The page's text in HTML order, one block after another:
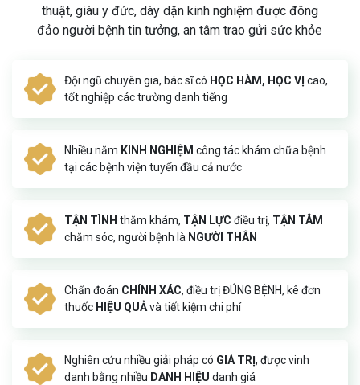
thuật, giàu y đức, dày dặn kinh nghiệm được đông
đảo người bệnh tin tưởng, an tâm trao gửi sức khỏe
Đội ngũ chuyên gia, bác sĩ có HỌC HÀM, HỌC VỊ cao,
tốt nghiệp các trường danh tiếng
Nhiều năm KINH NGHIỆM công tác khám chữa bệnh
tại các bệnh viện tuyến đầu cả nước
TẬN TÌNH thăm khám, TẬN LỰC điều trị, TẬN TÂM
chăm sóc, người bệnh là NGƯỜI THÂN
Chẩn đoán CHÍNH XÁC, điều trị ĐÚNG BỆNH, kê đơn
thuốc HIỆU QUẢvà tiết kiệm chi phí
Nghiên cứu nhiều giải pháp có GIÁ TRỊ, được vinh
danh bằng nhiều DANH HIỆU danh giá